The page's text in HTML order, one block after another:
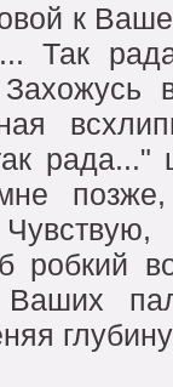
к
Так
робкий